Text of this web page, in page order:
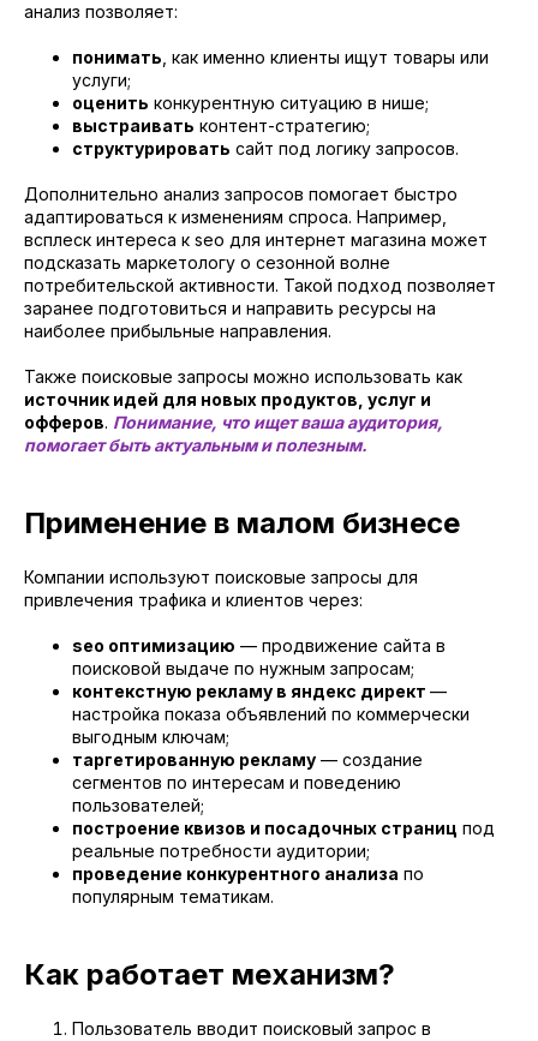
анализ позволяет:
понимать , как именно клиенты ищут товары или
услуги;
оценить конкурентную ситуацию в нише;
выстраивать контент-стратегию;
структурировать сайт под логику запросов.
Дополнительно анализ запросов помогает быстро
адаптироваться к изменениям спроса. Например,
всплеск интереса к seo для интернет магазина может
подсказать маркетологу о сезонной волне
потребительской активности. Такой подход позволяет
заранее подготовиться и направить ресурсы на
наиболее прибыльные направления.
Также поисковые запросы можно использовать как
источник идей для новых продуктов, услуг и
офферов. Понимание, что ищет ваша аудитория,
помогает быть актуальным и полезным.
Применение в малом бизнесе
Компании используют поисковые запросы для
привлечения трафика и клиентов через:
seo оптимизацию — продвижение сайта в
поисковой выдаче по нужным запросам;
контекстную рекламу в яндекс директ —
настройка показа объявлений по коммерчески
выгодным ключам;
таргетированную рекламу — создание
сегментов по интересам и поведению
пользователей;
построение квизов и посадочных страниц под
реальные потребности аудитории;
проведение конкурентного анализа по
популярным тематикам.
Как работает механизм?
Пользователь вводит поисковый запрос в